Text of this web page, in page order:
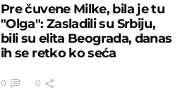
Pre čuvene Milke, bila je tu
"Olga": Zasladili su Srbiju,
bili su elita Beograda, danas
ih se retko ko seća
0 0